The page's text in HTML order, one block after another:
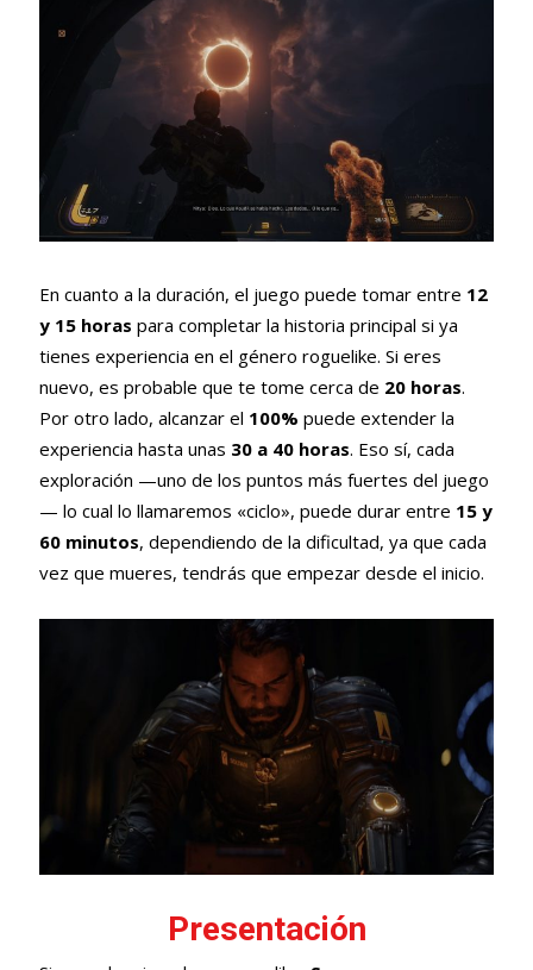
En cuanto a la duración, el juego puede tomar entre 12
y 15 horas para completar la historia principal si ya
tienes experiencia en el género roguelike. Si eres
nuevo, es probable que te tome cerca de 20 horas.
Por otro lado, alcanzar el 100% puede extender la
experiencia hasta unas 30 a 40 horas. Eso sí, cada
exploración —uno de los puntos más fuertes del juego
— lo cual lo llamaremos «ciclo», puede durar entre 15 y
60 minutos, dependiendo de la dificultad, ya que cada
vez que mueres, tendrás que empezar desde el inicio.
Presentación